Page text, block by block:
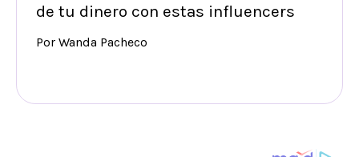
de tu dinero con estas influencers
Por Wanda Pacheco